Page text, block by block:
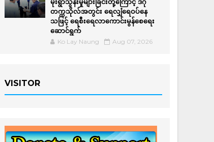
တက္ကသိုလ်အတွင်း ရေလျှံရေဝပ်နေ
သဖြင့် ရေစီးရေလာကောင်းမွန်စေရေး
ဆောင်ရွက်
Ko Lay Naung Aug 07, 2026
VISITOR